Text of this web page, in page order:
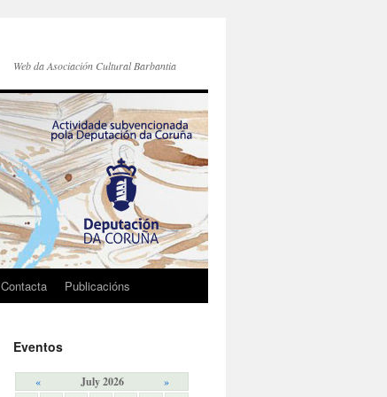
Web da Asociación Cultural Barbantia
Contacta Publicacións
Eventos
« July 2026 »